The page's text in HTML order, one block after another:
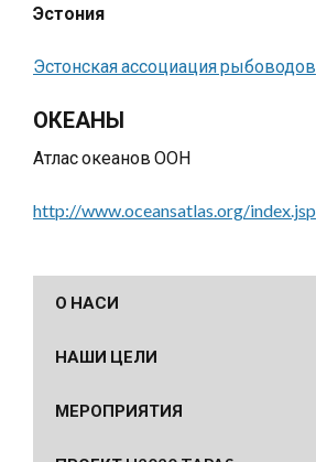
Эстония
Эстонская ассоциация рыбоводов
ОКЕАНЫ
Атлас океанов ООН
http://www.oceansatlas.org/index.jsp
О НАСИ
НАШИ ЦЕЛИ
МЕРОПРИЯТИЯ